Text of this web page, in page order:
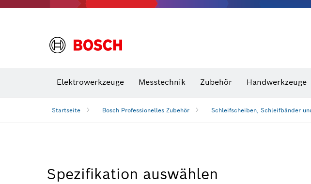
Elektrowerkzeuge Messtechnik Zubehör Handwerkzeuge
Startseite Bosch Professionelles Zubehör Schleifscheiben, Schleifbänder
Spezifikation auswählen